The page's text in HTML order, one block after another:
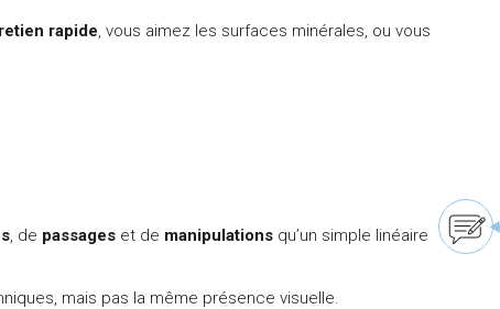
rapide, vous aimez les surfaces minérales, ou vous
, de passages et de manipulations qu’un simple linéaire
mais pas la même présence visuelle.